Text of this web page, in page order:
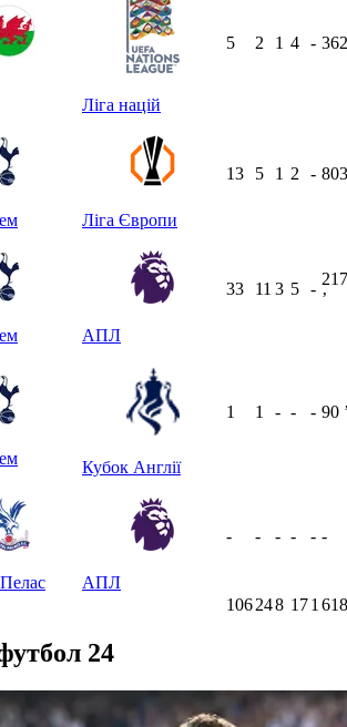
Ліга націй
5 2 1 4 -
Ліга Європи
13 5 1 2 -
АПЛ
33 11 3 5 -
ʼ
Кубок Англії
1 1 - - - 90
АПЛ
- - - - - -
106248 171
24